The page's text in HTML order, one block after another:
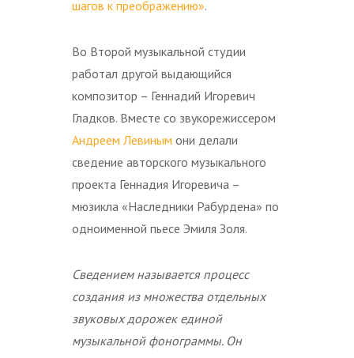
шагов к преображению».
Во Второй музыкальной студии
работал другой выдающийся
композитор – Геннадий Игоревич
Гладков. Вместе со звукорежиссером
Андреем Левиным они делали
сведение авторского музыкального
проекта Геннадия Игоревича –
мюзикла «Наследники Рабурдена» по
одноименной пьесе Эмиля Золя.
Сведением называется процесс
создания из множества отдельных
звуковых дорожек единой
музыкальной фонограммы. Он